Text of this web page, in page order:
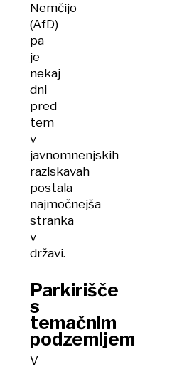
Nemčijo
(AfD)
pa
je
nekaj
dni
pred
tem
v
javnomnenjskih
raziskavah
postala
najmočnejša
stranka
v
državi.
Parkirišče
s
temačnim
podzemljem
V